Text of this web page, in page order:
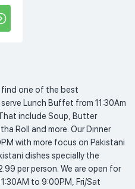
find one of the best
Lunch Buffet from 11:30Am
include Soup, Butter
Roll and more. Our Dinner
with more focus on Pakistani
dishes specially the
per person. We are open for
to 9:00PM, Fri/Sat